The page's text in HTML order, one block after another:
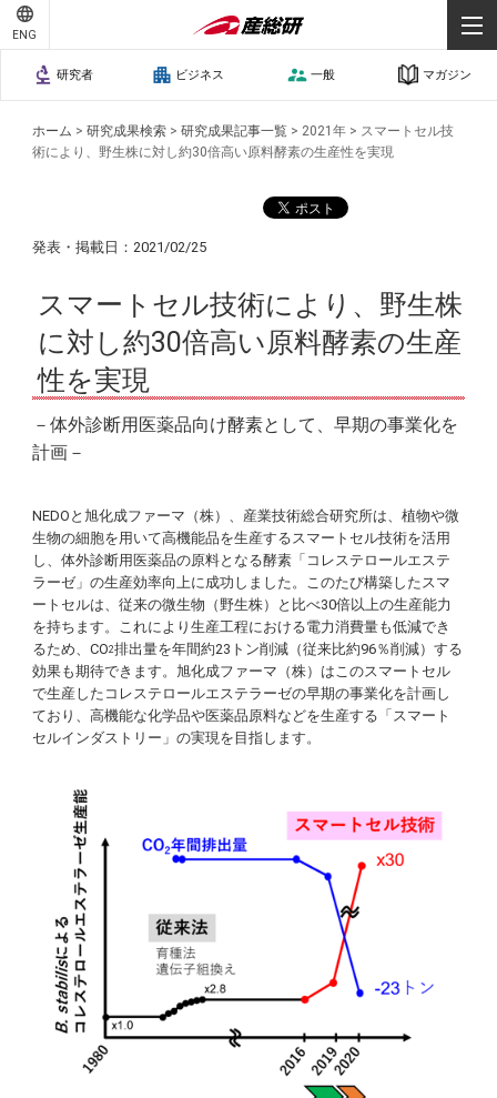
ENG
研究者 ビジネス 一般 マガジン
ホーム >研究成果検索 >研究成果記事一覧 > 2021年 > スマートセル技
術により、野生株に対し約30倍高い原料酵素の生産性を実現
発表・掲載日：2021/02/25
スマートセル技術により、野生株
に対し約30倍高い原料酵素の生産
性を実現
－体外診断用医薬品向け酵素として、早期の事業化を
計画－
NEDOと旭化成ファーマ（株）、産業技術総合研究所は、植物や微
生物の細胞を用いて高機能品を生産するスマートセル技術を活用
し、体外診断用医薬品の原料となる酵素「コレステロールエステ
ラーゼ」の生産効率向上に成功しました。このたび構築したスマ
ートセルは、従来の微生物（野生株）と比べ30倍以上の生産能力
を持ちます。これにより生産工程における電力消費量も低減でき
るため、CO2排出量を年間約23トン削減（従来比約96％削減）する
効果も期待できます。旭化成ファーマ（株）はこのスマートセル
で生産したコレステロールエステラーゼの早期の事業化を計画し
ており、高機能な化学品や医薬品原料などを生産する「スマート
セルインダストリー」の実現を目指します。